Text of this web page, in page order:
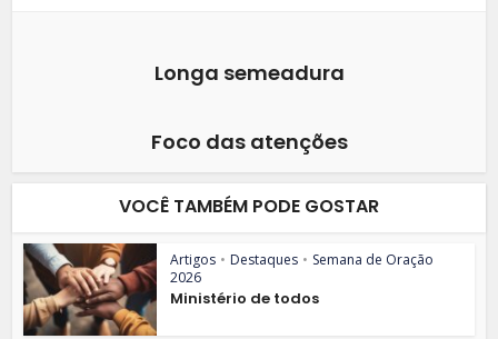
Longa semeadura
Foco das atenções
VOCÊ TAMBÉM PODE GOSTAR
Artigos • Destaques • Semana de Oração
2026
Ministério de todos